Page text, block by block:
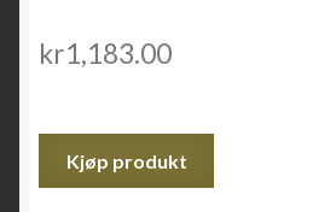
kr1,183.00
Kjøp produkt